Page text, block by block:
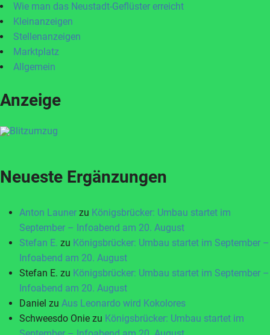
Wie man das Neustadt-Geflüster erreicht
Kleinanzeigen
Stellenanzeigen
Marktplatz
Allgemein
Anzeige
Neueste Ergänzungen
Anton Launer zu Königsbrücker: Umbau startet im
September – Infoabend am 20. August
Stefan E. zu Königsbrücker: Umbau startet im September –
Infoabend am 20. August
Stefan E. zu Königsbrücker: Umbau startet im September –
Infoabend am 20. August
Daniel zu Aus Leonardo wird Kokolores
Schweesdo Onie zu Königsbrücker: Umbau startet im